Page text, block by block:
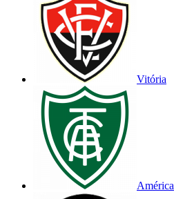
Vitória
América